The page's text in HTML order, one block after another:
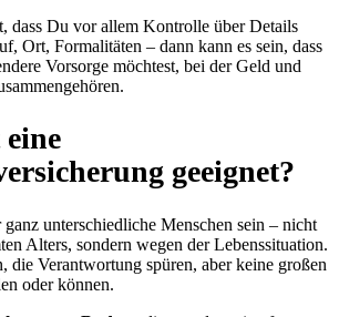
dass Du vor allem Kontrolle über Details
Ort, Formalitäten – dann kann es sein, dass
Vorsorge möchtest, bei der Geld und
geeignet?
unterschiedliche Menschen sein – nicht
Alters, sondern wegen der Lebenssituation.
die Verantwortung spüren, aber keine großen
oder können.